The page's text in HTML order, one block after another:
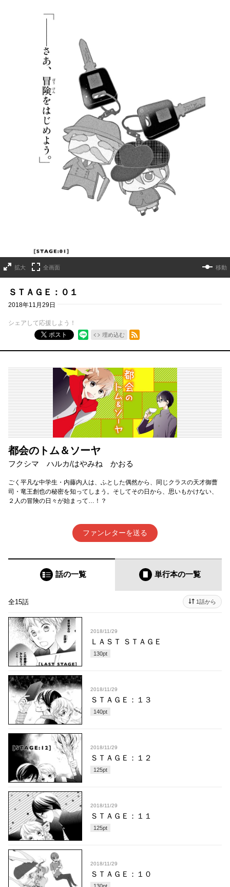
拡大 全画面 移動
ＳＴＡＧＥ：０１
2018年11月29日
シェアして応援しよう！
ポスト
埋め込む
RSSフィード
都会のトム＆ソーヤ
フクシマ ハルカ/はやみね かおる
ごく平凡な中学生・内藤内人は、ふとした偶然から、同じクラスの天才御曹
司・竜王創也の秘密を知ってしまう。そしてその日から、思いもかけない、
２人の冒険の日々が始まって…！？
ファンレターを送る
話の一覧 単行本の一覧
全15話 1話から
2018/11/29
ＬＡＳＴ ＳＴＡＧＥ
130pt
2018/11/29
ＳＴＡＧＥ：１３
140pt
2018/11/29
ＳＴＡＧＥ：１２
125pt
2018/11/29
ＳＴＡＧＥ：１１
125pt
2018/11/29
ＳＴＡＧＥ：１０